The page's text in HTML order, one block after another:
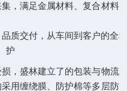
，满足金属材料、复合材料
，盛林建立了的包装与物流
用缠绕膜、防护棉等多层防